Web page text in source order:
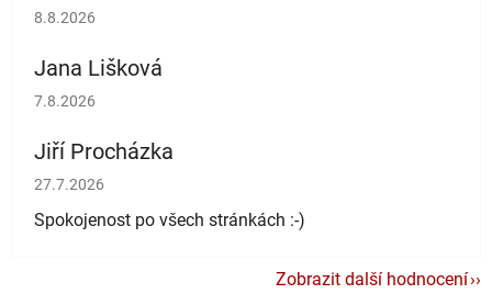
Hodnocení obchodu je 5 z 5 hvězdiček.
8.8.2026
Jana Lišková
Hodnocení obchodu je 5 z 5 hvězdiček.
7.8.2026
Jiří Procházka
Hodnocení obchodu je 5 z 5 hvězdiček.
27.7.2026
Spokojenost po všech stránkách :-)
Zobrazit další hodnocení